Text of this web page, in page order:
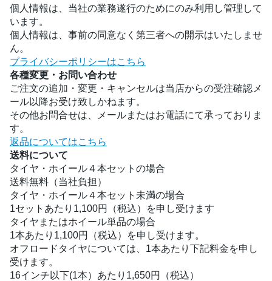
個人情報は、当社の業務遂行のためにのみ利用し管理して
います。
個人情報は、事前の同意なく第三者への開示はいたしませ
ん。
プライバシーポリシーはこちら
各種変更・お問い合わせ
ご注文の追加・変更・キャンセルは当店からの受注確認メ
ール以降お受け致しかねます。
その他お問合せは、メールまたはお電話にて承っておりま
す。
返品についてはこちら
送料について
タイヤ・ホイール４本セットの場合
送料無料（当社負担）
タイヤ・ホイール４本セット未満の場合
1セットあたり1,100円（税込）を申し受けます
タイヤまたはホイール単品の場合
1本あたり1,100円（税込）を申し受けます。
オフロードタイヤについては、1本あたり下記料金を申し
受けます。
16インチ以下(1本）あたり1,650円（税込）